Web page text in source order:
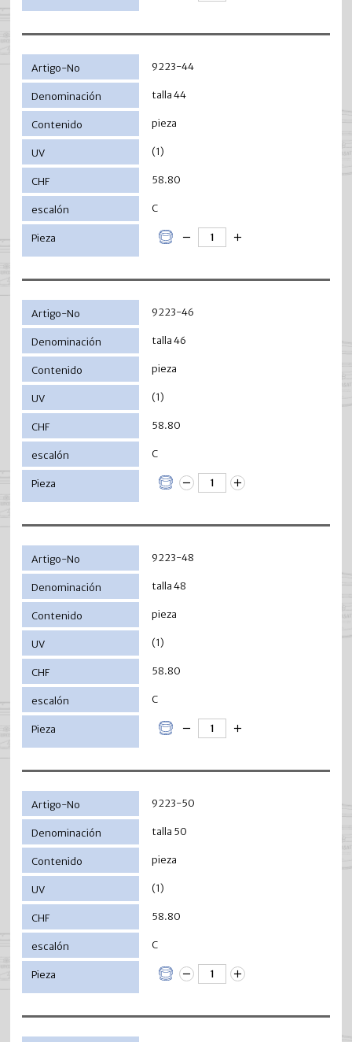
9223-44
talla 44
pieza
(1)
58.80
C
9223-46
talla 46
pieza
(1)
58.80
C
9223-48
talla 48
pieza
(1)
58.80
C
9223-50
talla 50
pieza
(1)
58.80
C